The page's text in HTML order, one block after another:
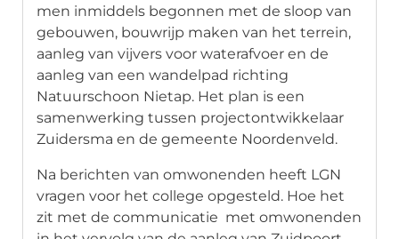
men inmiddels begonnen met de sloop van
gebouwen, bouwrijp maken van het terrein,
aanleg van vijvers voor waterafvoer en de
aanleg van een wandelpad richting
Natuurschoon Nietap. Het plan is een
samenwerking tussen projectontwikkelaar
Zuidersma en de gemeente Noordenveld.
Na berichten van omwonenden heeft LGN
vragen voor het college opgesteld. Hoe het
zit met de communicatie met omwonenden